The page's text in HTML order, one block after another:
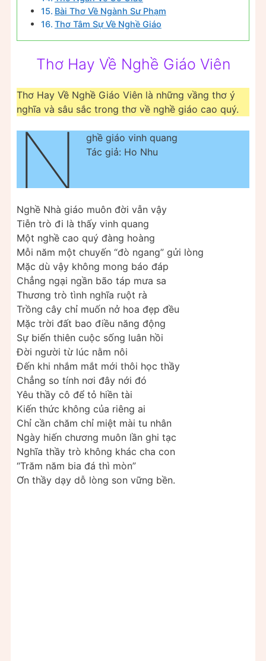
Bài Thơ Về Ngành Sư Phạm
Thơ Tâm Sự Về Nghề Giáo
Thơ Hay Về Nghề Giáo Viên
Thơ Hay Về Nghề Giáo Viên là những vầng thơ ý
nghĩa và sâu sắc trong thơ về nghề giáo cao quý.
N
ghề giáo vinh quang
Tác giả: Ho Nhu
Nghề Nhà giáo muôn đời vẫn vậy
Tiễn trò đi là thấy vinh quang
Một nghề cao quý đàng hoàng
Mỗi năm một chuyến “đò ngang” gửi lòng
Mặc dù vậy không mong báo đáp
Chẳng ngại ngần bão táp mưa sa
Thương trò tình nghĩa ruột rà
Trồng cây chỉ muốn nở hoa đẹp đều
Mặc trời đất bao điều năng động
Sự biến thiên cuộc sống luân hồi
Đời người từ lúc nằm nôi
Đến khi nhắm mắt mới thôi học thầy
Chẳng so tính nơi đây nới đó
Yêu thầy cô để tỏ hiền tài
Kiến thức không của riêng ai
Chỉ cần chăm chỉ miệt mài tu nhân
Ngày hiến chương muôn lần ghi tạc
Nghĩa thầy trò không khác cha con
“Trăm năm bia đá thì mòn”
Ơn thầy dạy dỗ lòng son vững bền.